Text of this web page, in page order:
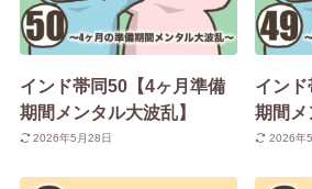
インド帯同50【4ヶ月準備
期間メンタル大波乱】
2026年5月28日
イン
期間メ
2026年